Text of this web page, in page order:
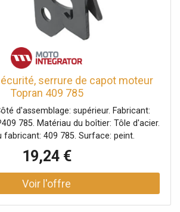
serrure de capot moteur
Topran 409 785
d'assemblage: supérieur. Fabricant:
785. Matériau du boîtier: Tôle d'acier.
fabricant: 409 785. Surface: peint.
19,24 €